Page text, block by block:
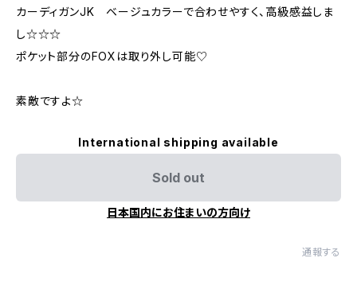
カーディガンJK ベージュカラーで合わせやすく、高級感益しま
し☆☆☆
ポケット部分のFOXは取り外し可能♡
素敵ですよ☆
International shipping available
Sold out
日本国内にお住まいの方向け
通報する